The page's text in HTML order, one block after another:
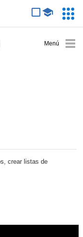
crear listas de